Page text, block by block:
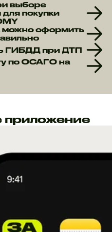
выборе
покупки
можно оформить
ГИБДД при ДТП
по ОСАГО на